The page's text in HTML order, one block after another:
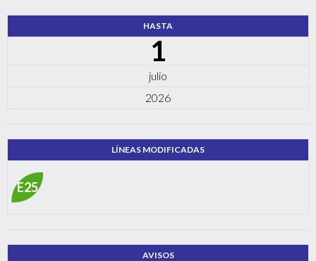
HASTA
1
julio
2026
LÍNEAS MODIFICADAS
E25
AVISOS